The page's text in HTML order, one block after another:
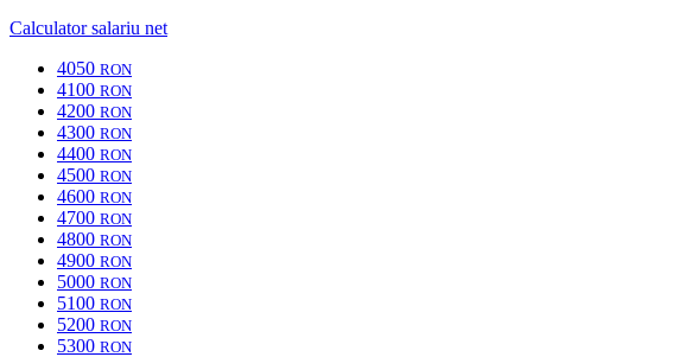
Calculator salariu net
4050 RON
4100 RON
4200 RON
4300 RON
4400 RON
4500 RON
4600 RON
4700 RON
4800 RON
4900 RON
5000 RON
5100 RON
5200 RON
5300 RON